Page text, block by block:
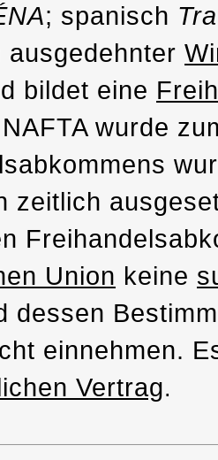
; spanisch
ausgedehnter
bildet eine
wurde
zeitlich
Union keine
dessen
einnehmen.
Vertrag.